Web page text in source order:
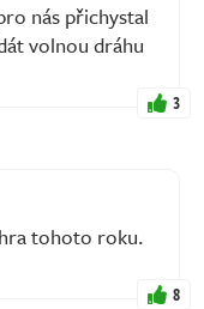
nás přichystal
volnou dráhu
3
tohoto roku.
8